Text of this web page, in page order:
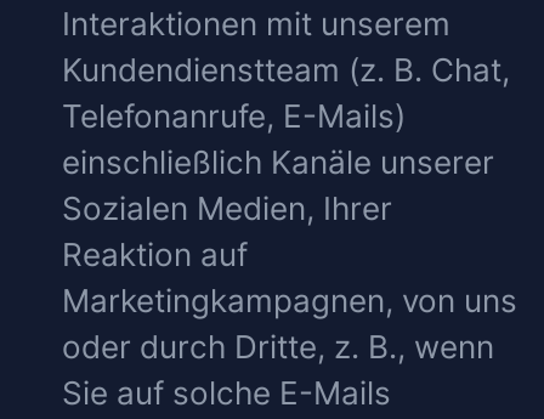
Interaktionen mit unserem
Kundendienstteam (z. B. Chat,
Telefonanrufe, E-Mails)
einschließlich Kanäle unserer
Sozialen Medien, Ihrer
Reaktion auf
Marketingkampagnen, von uns
oder durch Dritte, z. B., wenn
Sie auf solche E-Mails